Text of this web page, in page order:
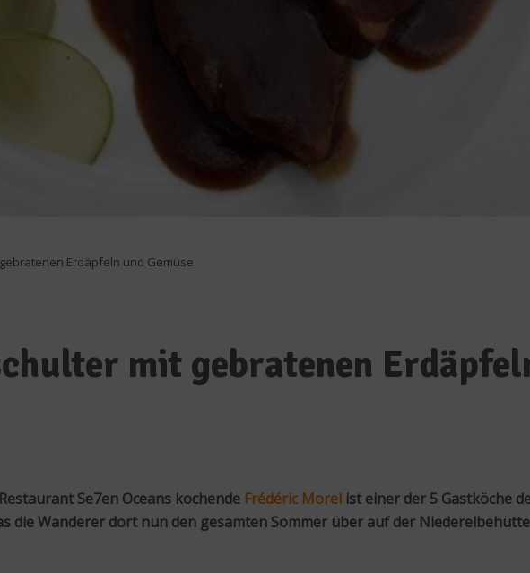
Erdäpfeln und Gemüse
mit gebratenen
Se7en Oceans kochende Frédéric Morel ist einer der 5 Gastköche
die Wanderer dort nun den gesamten Sommer über auf der